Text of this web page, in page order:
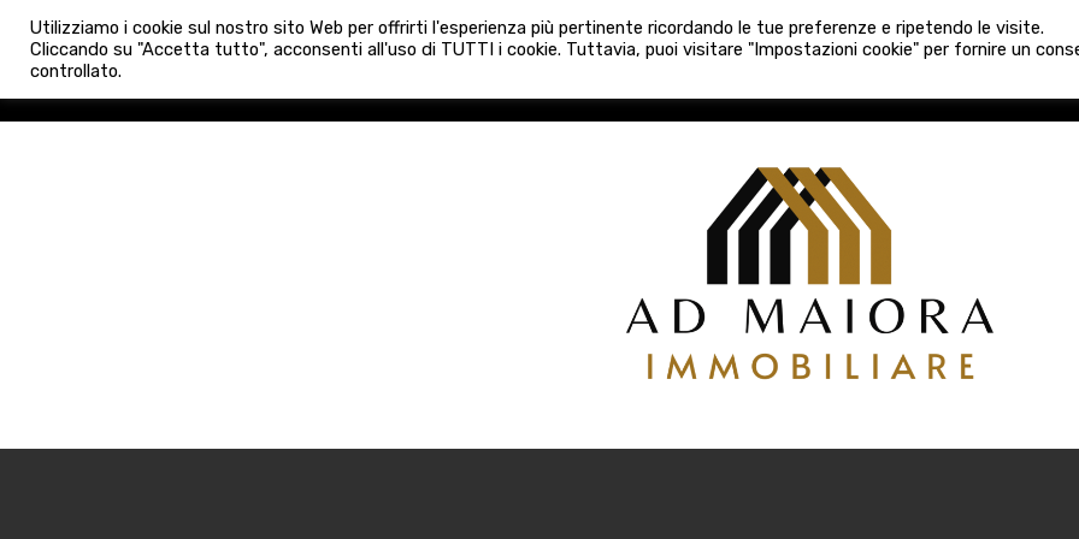
HOME AGENZIA NUOVE COSTRUZIONI VENDITA LOCAZIONI ATTIVITÀ
info@admaioraimmobiliare.it 080 3759025
Utilizziamo i cookie sul nostro sito Web per offrirti l'esperienza più pertinente ricordando le tue preferenze e ripetendo le visite.
Cliccando su "Accetta tutto", acconsenti all'uso di TUTTI i cookie. Tuttavia, puoi visitare "Impostazioni cookie" per fornire un
controllato.